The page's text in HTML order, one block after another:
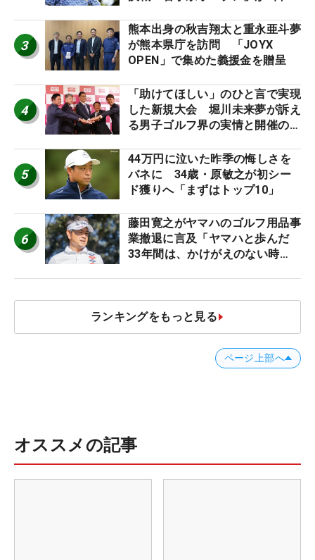
3
熊本出身の秋吉翔太と重永亜斗夢
が熊本県庁を訪問 「JOYX
OPEN」で集めた義援金を贈呈
4
「助けてほしい」のひと言で実現
した新規大会 堀川未来夢が訴え
る男子ゴルフ界の実情と開催の舞
5
44万円に泣いた昨季の悔しさを
バネに 34歳・原敏之が初シー
ド獲りへ「まずはトップ10」
6
藤田寛之がヤマハのゴルフ用品事
業撤退に言及「ヤマハと歩んだ
33年間は、かけがえのない時
ランキングをもっと見る
ページ上部へ
オススメの記事